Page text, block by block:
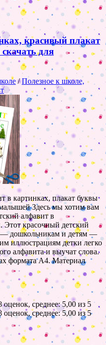
красивый плакат
для
/Полезное к школе,
в картинках, плакат буквы
Здесь мы хотим вам
алфавит в
Этот красочный детский
— дошкольникам и детям —
иллюстрациям детки легко
алфавита и выучат слова.
формата А4. Материал